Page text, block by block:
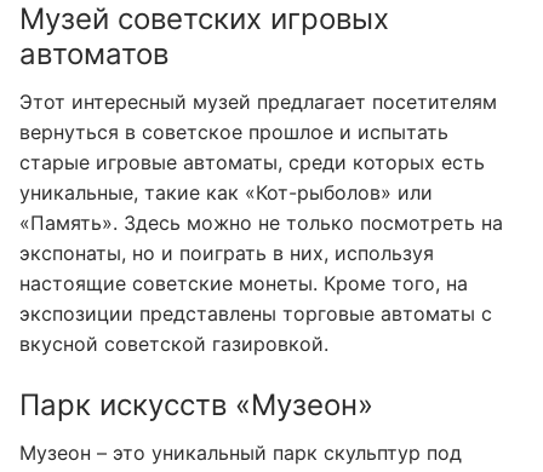
Музей советских игровых
автоматов
Этот интересный музей предлагает посетителям
вернуться в советское прошлое и испытать
старые игровые автоматы, среди которых есть
уникальные, такие как «Кот-рыболов» или
«Память». Здесь можно не только посмотреть на
экспонаты, но и поиграть в них, используя
настоящие советские монеты. Кроме того, на
экспозиции представлены торговые автоматы с
вкусной советской газировкой.
Парк искусств «Музеон»
Музеон – это уникальный парк скульптур под